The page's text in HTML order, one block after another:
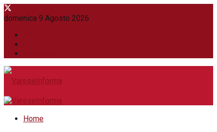
domenica 9 Agosto 2026
Home